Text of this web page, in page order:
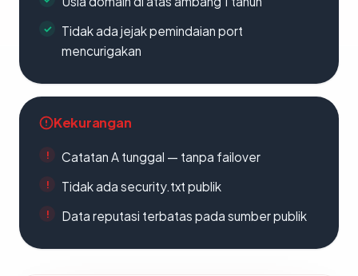
Tidak ada jejak pemindaian port
mencurigakan
Kekurangan
Catatan A tunggal — tanpa failover
Tidak ada security.txt publik
Data reputasi terbatas pada sumber publik